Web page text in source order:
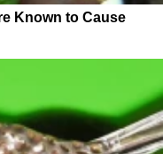
Known to Cause